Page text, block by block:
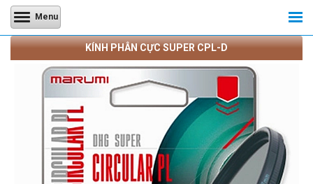
Menu
KÍNH PHÂN CỰC SUPER CPL-D